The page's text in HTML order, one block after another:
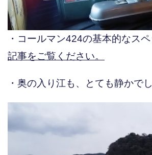
・コールマン424の基本的なスペ
記事をご覧ください。
・奥の入り江も、とても静かでし